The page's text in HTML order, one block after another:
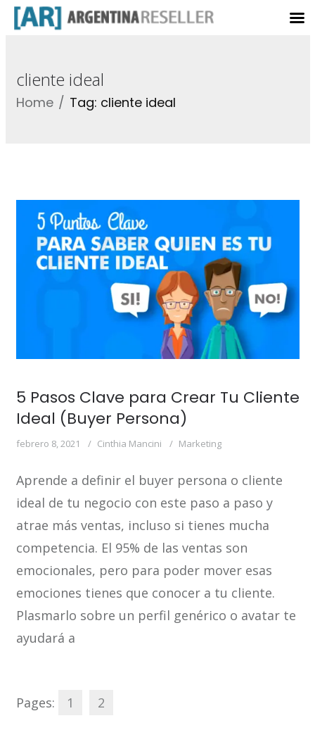
cliente ideal
Home Tag: cliente ideal
5 Pasos Clave para Crear Tu Cliente
Ideal (Buyer Persona)
febrero 8, 2021 Cinthia Mancini Marketing
Aprende a definir el buyer persona o cliente
ideal de tu negocio con este paso a paso y
atrae más ventas, incluso si tienes mucha
competencia. El 95% de las ventas son
emocionales, pero para poder mover esas
emociones tienes que conocer a tu cliente.
Plasmarlo sobre un perfil genérico o avatar te
ayudará a
Pages: 1 2